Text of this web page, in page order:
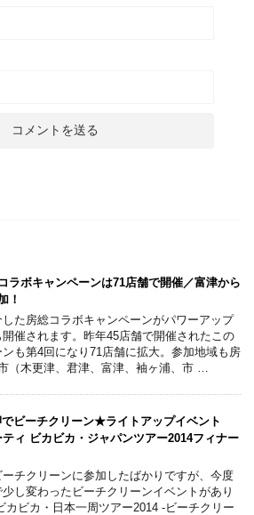
ラボキャンペーンは71店舗で開催／富津から
！
た房総コラボキャンペーンがパワーアップ
開催されます。昨年45店舗で開催されたこの
ンも第4回になり71店舗に拡大。参加地域も房
（木更津、君津、富津、袖ヶ浦、市 …
ビーチクリーン★ライトアップイベント
ティ ビカビカ・ジャパンツアー2014フィナー
チクリーンに参加したばかりですが、今度
し変わったビーチクリーンイベントがあり
カビカ・日本一周ツアー2014 -ビーチクリー